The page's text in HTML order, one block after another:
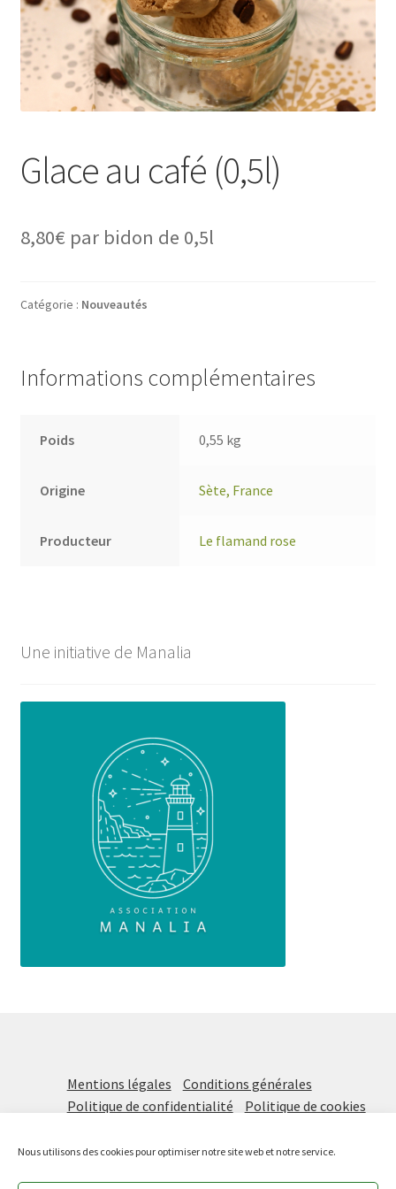
Nous utilisons des cookies pour optimiser notre site web et notre service.
Glace au café (0,5l)
8,80€ par bidon de 0,5l
Catégorie : Nouveautés
Informations complémentaires
Poids 0,55 kg
Origine Sète, France
Producteur Le flamand rose
Une initiative de Manalia
Mentions légales
Conditions générales
Politique de confidentialité
Politique de cookies